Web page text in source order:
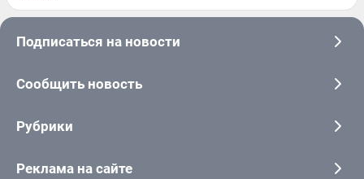
Подписаться на новости
Сообщить новость
Рубрики
Реклама на сайте